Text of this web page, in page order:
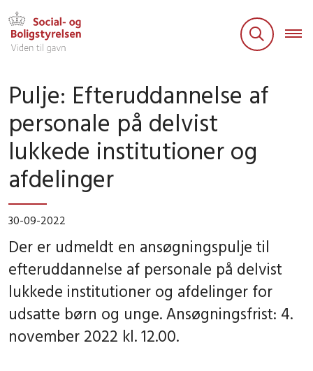
Pulje: Efteruddannelse af
personale på delvist
lukkede institutioner og
afdelinger
30-09-2022
Der er udmeldt en ansøgningspulje til
efteruddannelse af personale på delvist
lukkede institutioner og afdelinger for
udsatte børn og unge. Ansøgningsfrist: 4.
november 2022 kl. 12.00.